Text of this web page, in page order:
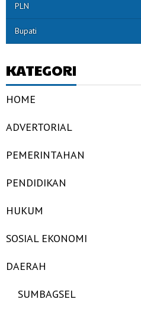
PLN
Bupati
KATEGORI
HOME
ADVERTORIAL
PEMERINTAHAN
PENDIDIKAN
HUKUM
SOSIAL EKONOMI
DAERAH
SUMBAGSEL